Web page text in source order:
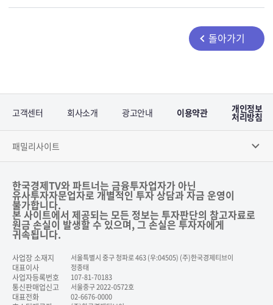
돌아가기
고객센터 회사소개 광고안내 이용약관 개인정보
처리방침
패밀리사이트
한국경제TV와 파트너는 금융투자업자가 아닌
유사투자자문업자로 개별적인 투자 상담과 자금 운영이
불가합니다.
본 사이트에서 제공되는 모든 정보는 투자판단의 참고자료로
원금 손실이 발생할 수 있으며, 그 손실은 투자자에게
귀속됩니다.
사업장 소재지 서울특별시 중구 청파로 463 (우:04505) (주)한국경제티브이
대표이사 정종태
사업자등록번호 107-81-70183
통신판매업신고 서울중구 2022-0572호
대표전화 02-6676-0000